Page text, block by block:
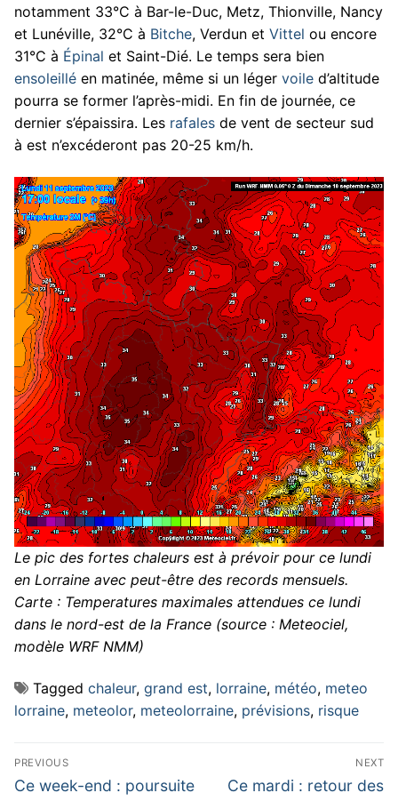
notamment 33°C à Bar-le-Duc, Metz, Thionville, Nancy
et Lunéville, 32°C à Bitche, Verdun et Vittel ou encore
31°C à Épinal et Saint-Dié. Le temps sera bien
ensoleillé en matinée, même si un léger voile d’altitude
pourra se former l’après-midi. En fin de journée, ce
dernier s’épaissira. Les rafales de vent de secteur sud
à est n’excéderont pas 20-25 km/h.
Le pic des fortes chaleurs est à prévoir pour ce lundi
en Lorraine avec peut-être des records mensuels.
Carte : Temperatures maximales attendues ce lundi
dans le nord-est de la France (source : Meteociel,
modèle WRF NMM)
Tagged chaleur, grand est, lorraine, météo, meteo
lorraine, meteolor, meteolorraine, prévisions, risque
Navigation
de
PREVIOUS
Previous
Ce week-end : poursuite
NEXT
Next
Ce mardi : retour des